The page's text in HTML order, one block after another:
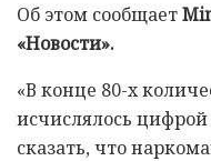
Об этом сообщает
«Новости».
«В конце 80-х
исчислялось
сказать, что